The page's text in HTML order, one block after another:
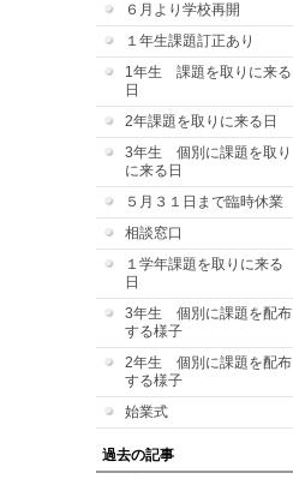
６月より学校再開
１年生課題訂正あり
1年生 課題を取りに来る
日
2年課題を取りに来る日
3年生 個別に課題を取り
に来る日
５月３１日まで臨時休業
相談窓口
１学年課題を取りに来る
日
3年生 個別に課題を配布
する様子
2年生 個別に課題を配布
する様子
始業式
過去の記事